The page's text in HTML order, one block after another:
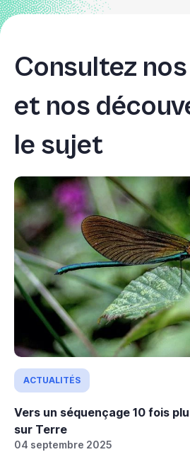
Consultez
et nos
le sujet
ACTUALITÉS
Vers un séquençage 10 fois
sur Terre
04 septembre 2025